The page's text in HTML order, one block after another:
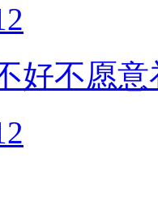
好不愿